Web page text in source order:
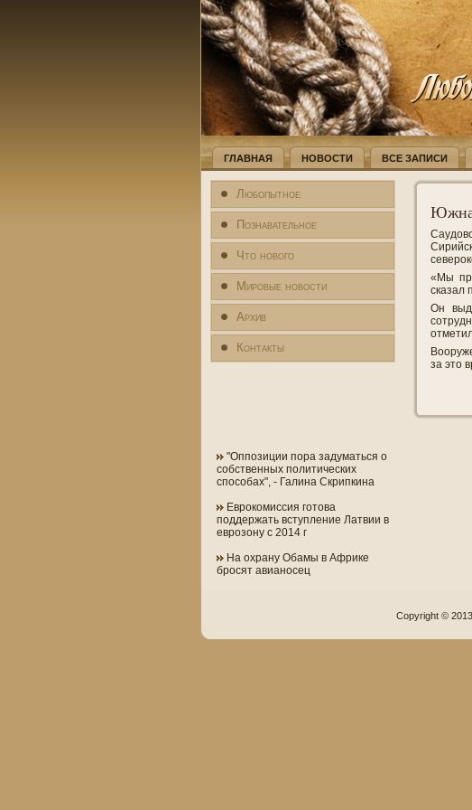
ГЛАВНАЯ НОВОСТИ ВСЕ ЗАПИСИ
Любопытное
Познавательное
Что нового
Мировые новости
Архив
Контакты
"Оппозиции пора задуматься о
собственных политических
способах", - Галина Скрипкина
Еврокомиссия готова
поддержать вступление Латвии в
еврозону с 2014 г
На охрану Обамы в Африке
бросят авианосец
«Мы
сказал
Он
за это
Copyright ©